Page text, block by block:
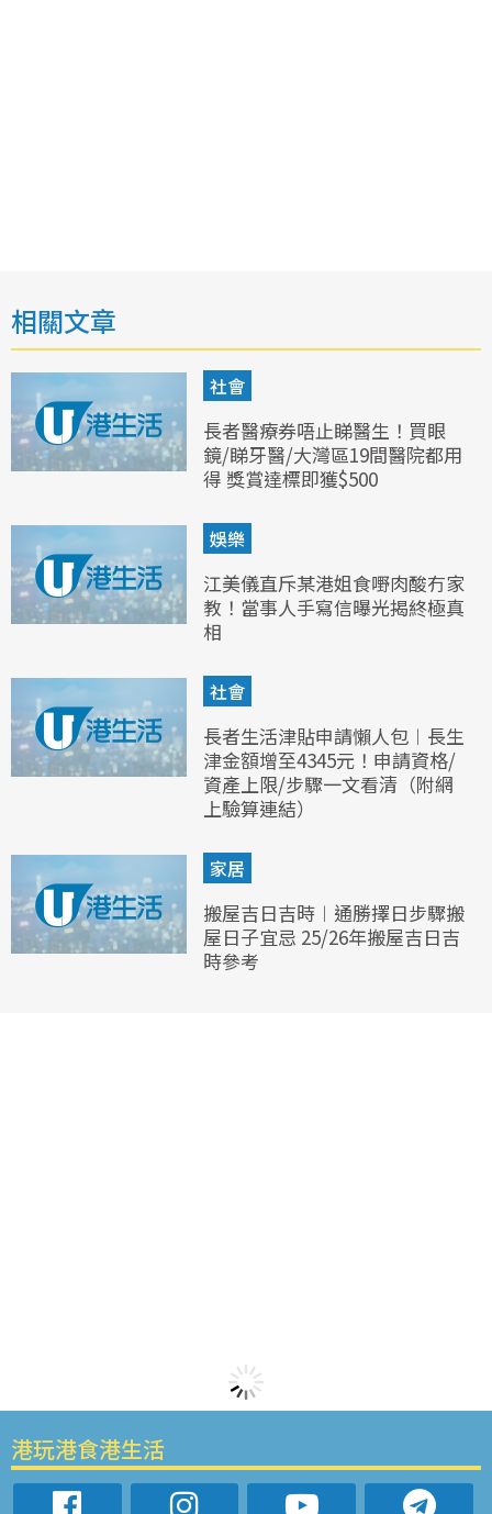
相關文章
社會
長者醫療券唔止睇醫生！買眼
鏡/睇牙醫/大灣區19間醫院都用
得 獎賞達標即獲$500
娛樂
江美儀直斥某港姐食嘢肉酸冇家
教！當事人手寫信曝光揭終極真
相
社會
長者生活津貼申請懶人包︱長生
津金額增至4345元！申請資格/
資產上限/步驟一文看清（附網
上驗算連結）
家居
搬屋吉日吉時︱通勝擇日步驟搬
屋日子宜忌 25/26年搬屋吉日吉
時參考
港玩港食港生活